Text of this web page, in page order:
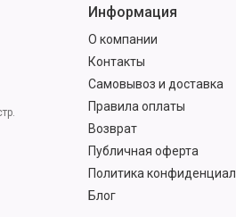
Информация
О компании
Контакты
Самовывоз и доставка
Правила оплаты
Возврат
Публичная оферта
Политика
Блог